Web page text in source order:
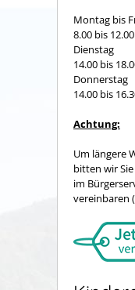
Montag bis
8.00 bis
14.00 bis
Donnerstag
14.00 bis
Achtung:
Um längere
bitten wir
im
vereinbaren